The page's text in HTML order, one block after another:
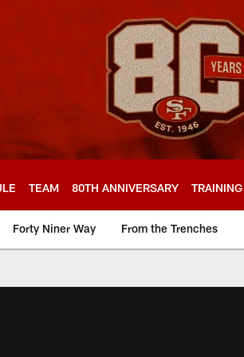
TEAM 80TH ANNIVERSARY
Forty Niner Way From the Trenches